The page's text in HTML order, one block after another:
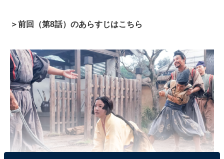
＞前回（第8話）のあらすじはこちら